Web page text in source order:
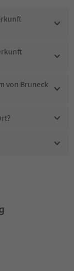
von Bruneck